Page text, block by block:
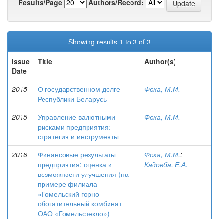
Results/Page
Authors/Record:
Showing results 1 to 3 of 3
Issue
Date
Title Author(s)
2015
О государственном долге
Республики Беларусь
Фока, М.М.
2015
Управление валютными
рисками предприятия:
стратегия и инструменты
Фока, М.М.
2016
Финансовые результаты
предприятия: оценка и
возможности улучшения (на
примере филиала
«Гомельский горно-
обогатительный комбинат
ОАО «Гомельстекло»)
Фока, М.М.;
Кадовба, Е.А.